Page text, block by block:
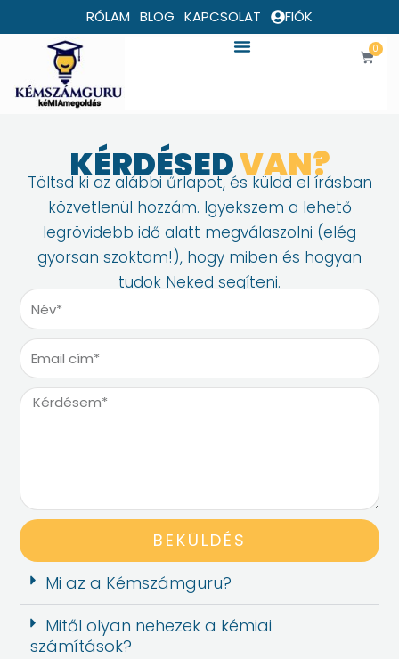
to
content
RÓLAM BLOG KAPCSOLAT FIÓK
0
Kosár
KÉRDÉSEDVAN?
Töltsd ki az alábbi űrlapot, és küldd el írásban
közvetlenül hozzám. Igyekszem a lehető
legrövidebb idő alatt megválaszolni (elég
gyorsan szoktam!), hogy miben és hogyan
tudok Neked segíteni.
N
é
v
E
m
a
m
K
e
m
BEKÜLDÉS
Mi az a Kémszámguru?
Mitől olyan nehezek a kémiai
számítások?